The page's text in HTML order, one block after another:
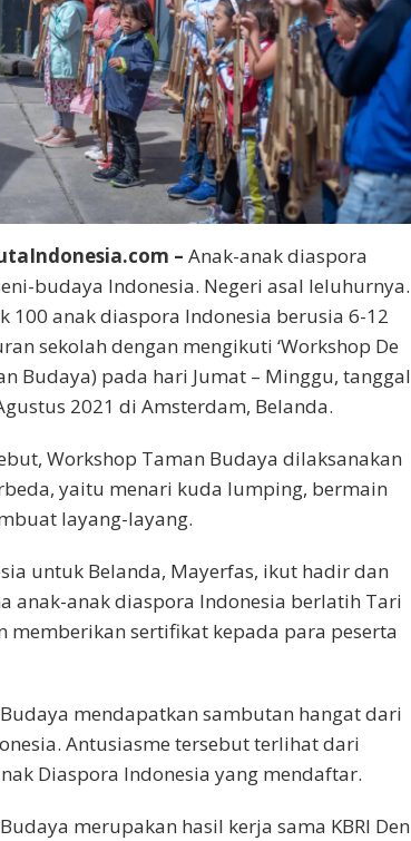
– Anak-anak diaspora
budaya Indonesia. Negeri asal leluhurnya.
100 anak diaspora Indonesia berusia 6-12
sekolah dengan mengikuti ‘Workshop De
Budaya) pada hari Jumat – Minggu, tanggal
2021 di Amsterdam, Belanda.
Workshop Taman Budaya dilaksanakan
yaitu menari kuda lumping, bermain
layang-layang.
untuk Belanda, Mayerfas, ikut hadir dan
anak-anak diaspora Indonesia berlatih Tari
memberikan sertifikat kepada para peserta
mendapatkan sambutan hangat dari
Antusiasme tersebut terlihat dari
Diaspora Indonesia yang mendaftar.
merupakan hasil kerja sama KBRI Den